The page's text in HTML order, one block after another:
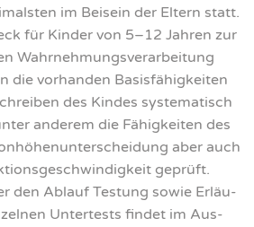
im Bei­sein der Eltern statt.
für Kin­der von 5–12 Jah­ren zur
Wahr­neh­mungs­ver­ar­bei­tung
die vor­han­den Basis­fä­hig­kei­ten
des Kin­des sys­te­ma­tisch
ande­rem die Fähig­kei­ten des
aber auch
geprüft.
den Ablauf Tes­tung sowie Erläu­
Unter­tests fin­det im Aus­